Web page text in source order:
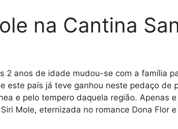
na Cantina
2 anos de idade mudou-se com a família
este país já teve ganhou neste pedaço de
e pelo tempero daquela região. Apenas
Mole, eternizada no romance Dona Flor